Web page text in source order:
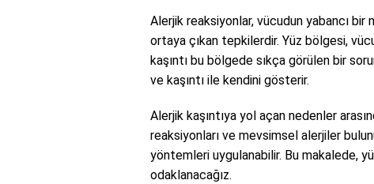
Alerjik reaksiyonlar, vücudun yabancı bir
ortaya çıkan tepkilerdir. Yüz bölgesi,
kaşıntı bu bölgede sıkça görülen bir
ve kaşıntı ile kendini gösterir.
Alerjik kaşıntıya yol açan nedenler
reaksiyonları ve mevsimsel alerjiler
yöntemleri uygulanabilir. Bu makalede,
odaklanacağız.